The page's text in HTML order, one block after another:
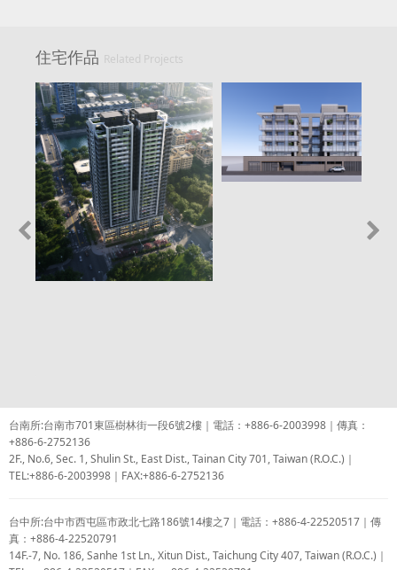
住宅作品 Related Projects
台南所:台南市701東區樹林街一段6號2樓｜電話：+886-6-2003998｜傳真：
+886-6-2752136
2F., No.6, Sec. 1, Shulin St., East Dist., Tainan City 701, Taiwan (R.O.C.)｜
TEL:+886-6-2003998｜FAX:+886-6-2752136
台中所:台中市西屯區市政北七路186號14樓之7｜電話：+886-4-22520517｜傳
真：+886-4-22520791
14F.-7, No. 186, Sanhe 1st Ln., Xitun Dist., Taichung City 407, Taiwan (R.O.C.)｜